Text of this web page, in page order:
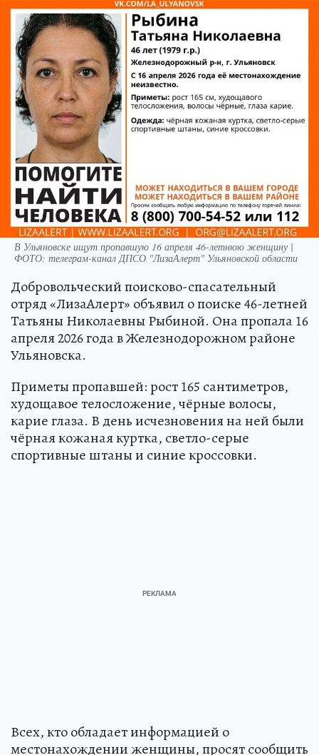
В Ульяновске ищут пропавшую 16 апреля 46-летнюю женщину |
ФОТО: телеграм-канал ДПСО "ЛизаАлерт" Ульяновской области
Добровольческий поисково-спасательный
отряд «ЛизаАлерт» объявил о поиске 46-летней
Татьяны Николаевны Рыбиной. Она пропала 16
апреля 2026 года в Железнодорожном районе
Ульяновска.
Приметы пропавшей: рост 165 сантиметров,
худощавое телосложение, чёрные волосы,
карие глаза. В день исчезновения на ней были
чёрная кожаная куртка, светло-серые
спортивные штаны и синие кроссовки.
Всех, кто обладает информацией о
местонахождении женщины, просят сообщить